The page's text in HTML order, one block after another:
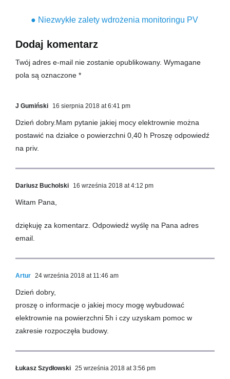
● Niezwykłe zalety wdrożenia monitoringu PV
Dodaj komentarz
Twój adres e-mail nie zostanie opublikowany. Wymagane
pola są oznaczone *
J Gumiński 16 sierpnia 2018 at 6:41 pm
Dzień dobry.Mam pytanie jakiej mocy elektrownie można
postawić na działce o powierzchni 0,40 h Proszę odpowiedź
na priv.
Dariusz Bucholski 16 września 2018 at 4:12 pm
Witam Pana,
dziękuję za komentarz. Odpowiedź wyślę na Pana adres
email.
Artur 24 września 2018 at 11:46 am
Dzień dobry,
proszę o informacje o jakiej mocy mogę wybudować
elektrownie na powierzchni 5h i czy uzyskam pomoc w
zakresie rozpoczęła budowy.
Łukasz Szydłowski 25 września 2018 at 3:56 pm